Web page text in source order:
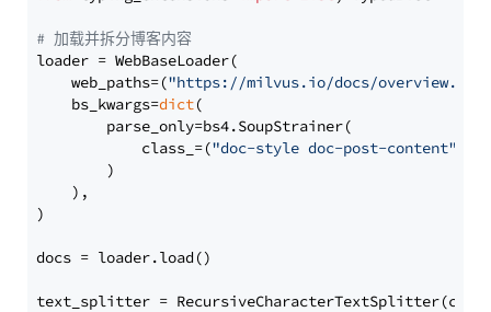
# 加载并拆分博客内容
loader = WebBaseLoader(
    web_paths=(
"https://milvus.io/docs/overview.md"
    bs_kwargs=
dict(
        parse_only=bs4.SoupStrainer(
            class_=(
"doc-style doc-post-content"
        )
    ),
)
docs = loader.load()
text_splitter =